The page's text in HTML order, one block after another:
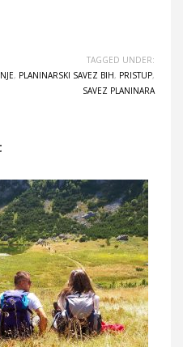
TAGGED UNDER:
, PLANINARSKI SAVEZ BIH, PRISTUP,
SAVEZ PLANINARA